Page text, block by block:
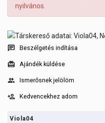
nyilvános.
Beszélgetés indítása
Ajándék küldése
Ismerősnek jelölöm
Kedvencekhez adom
Viola04